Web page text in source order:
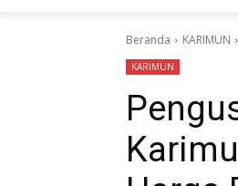
Beranda KARIMUN
KARIMUN